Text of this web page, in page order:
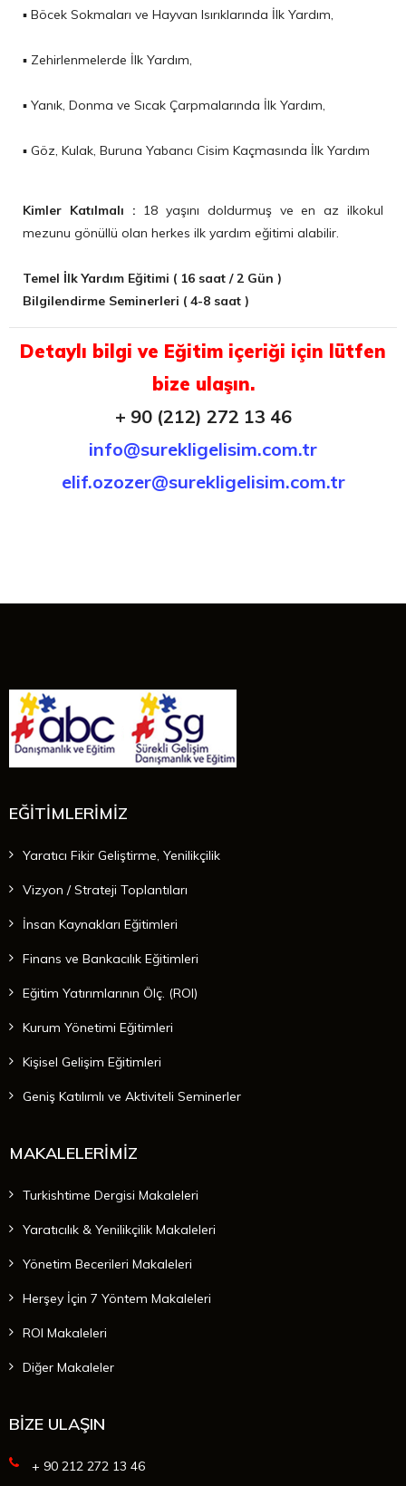
▪ Böcek Sokmaları ve Hayvan Isırıklarında İlk Yardım,
▪ Zehirlenmelerde İlk Yardım,
▪ Yanık, Donma ve Sıcak Çarpmalarında İlk Yardım,
▪ Göz, Kulak, Buruna Yabancı Cisim Kaçmasında İlk Yardım
Kimler Katılmalı : 18 yaşını doldurmuş ve en az ilkokul
mezunu gönüllü olan herkes ilk yardım eğitimi alabilir.
Temel İlk Yardım Eğitimi ( 16 saat / 2 Gün )
Bilgilendirme Seminerleri ( 4-8 saat )
Detaylı bilgi ve Eğitim içeriği için lütfen
bize ulaşın.
+ 90 (212) 272 13 46
info@surekligelisim.com.tr
elif.ozozer@surekligelisim.com.tr
EĞİTİMLERİMİZ
Yaratıcı Fikir Geliştirme, Yenilikçilik
Vizyon / Strateji Toplantıları
İnsan Kaynakları Eğitimleri
Finans ve Bankacılık Eğitimleri
Eğitim Yatırımlarının Ölç. (ROI)
Kurum Yönetimi Eğitimleri
Kişisel Gelişim Eğitimleri
Geniş Katılımlı ve Aktiviteli Seminerler
MAKALELERİMİZ
Turkishtime Dergisi Makaleleri
Yaratıcılık & Yenilikçilik Makaleleri
Yönetim Becerileri Makaleleri
Herşey İçin 7 Yöntem Makaleleri
ROI Makaleleri
Diğer Makaleler
BİZE ULAŞIN
+ 90 212 272 13 46